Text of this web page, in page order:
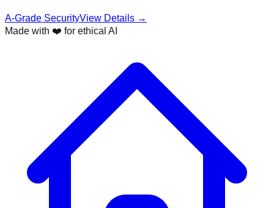
A-Grade SecurityView Details →
Made with ❤️ for ethical AI